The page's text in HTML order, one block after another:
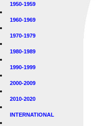
1950-1959
1960-1969
1970-1979
1980-1989
1990-1999
2000-2009
2010-2020
INTERNATIONAL